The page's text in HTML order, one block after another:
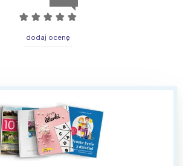
☆ ☆ ☆ ☆ ☆
dodaj ocenę